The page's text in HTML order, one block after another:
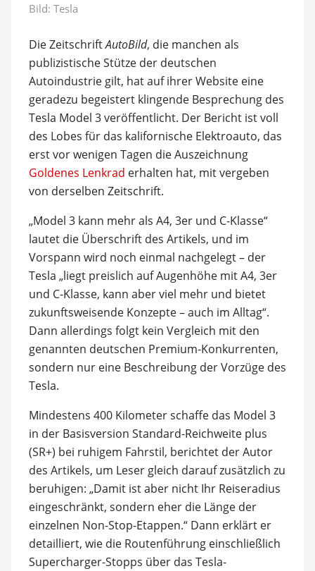
Bild: Tesla
Die ZeitschriftAutoBild, die manchen als
publizistische Stütze der deutschen
Autoindustrie gilt, hat auf ihrer Website eine
geradezu begeistert klingende Besprechung des
Tesla Model 3 veröffentlicht. Der Bericht ist voll
des Lobes für das kalifornische Elektroauto, das
erst vor wenigen Tagen die Auszeichnung
Goldenes Lenkrad erhalten hat, mit vergeben
von derselben Zeitschrift.
„Model 3 kann mehr als A4, 3er und C-Klasse“
lautet die Überschrift des Artikels, und im
Vorspann wird noch einmal nachgelegt – der
Tesla „liegt preislich auf Augenhöhe mit A4, 3er
und C-Klasse, kann aber viel mehr und bietet
zukunftsweisende Konzepte – auch im Alltag“.
Dann allerdings folgt kein Vergleich mit den
genannten deutschen Premium-Konkurrenten,
sondern nur eine Beschreibung der Vorzüge des
Tesla.
Mindestens 400 Kilometer schaffe das Model 3
in der Basisversion Standard-Reichweite plus
(SR+) bei ruhigem Fahrstil, berichtet der Autor
des Artikels, um Leser gleich darauf zusätzlich zu
beruhigen: „Damit ist aber nicht Ihr Reiseradius
eingeschränkt, sondern eher die Länge der
einzelnen Non-Stop-Etappen.“ Dann erklärt er
detailliert, wie die Routenführung einschließlich
Supercharger-Stopps über das Tesla-